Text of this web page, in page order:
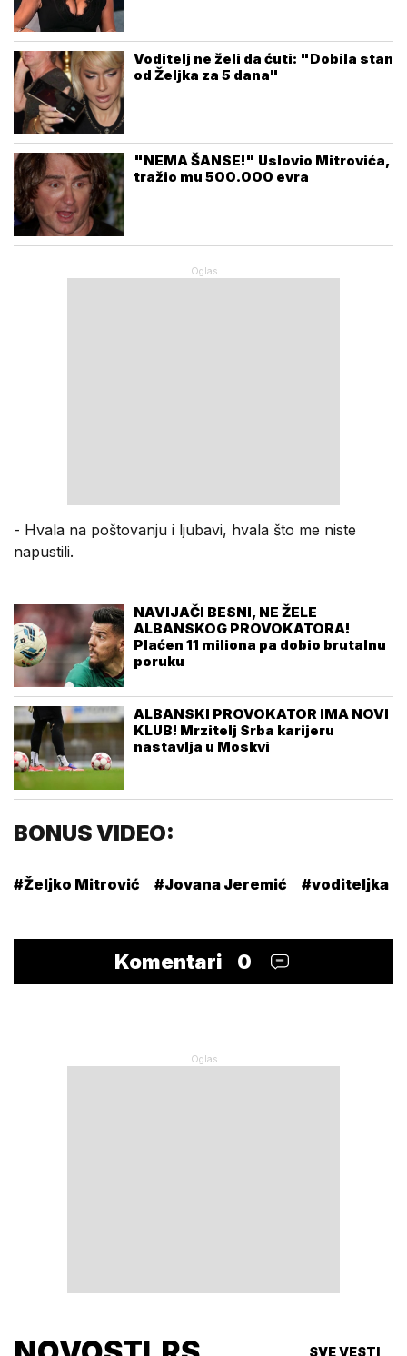
Voditelj ne želi da ćuti: "Dobila stan
od Željka za 5 dana"
"NEMA ŠANSE!" Uslovio Mitrovića,
tražio mu 500.000 evra
- Hvala na poštovanju i ljubavi, hvala što me niste
napustili.
NAVIJAČI BESNI, NE ŽELE
ALBANSKOG PROVOKATORA!
Plaćen 11 miliona pa dobio brutalnu
poruku
ALBANSKI PROVOKATOR IMA NOVI
KLUB! Mrzitelj Srba karijeru
nastavlja u Moskvi
BONUS VIDEO:
#Željko Mitrović #Jovana Jeremić #voditeljka
Komentari 0
SVE VESTI